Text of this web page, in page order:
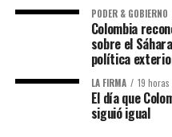
PODER & GOBIERNO
Colombia
sobre el
política
LA FIRMA 19 horas
El día que
siguió igual